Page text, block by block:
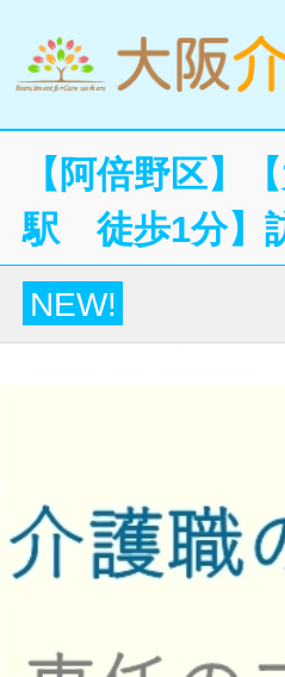
【阿倍野区】
駅 徒歩1分】
NEW!